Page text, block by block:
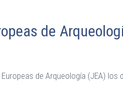
de
de Arqueología (JEA) los